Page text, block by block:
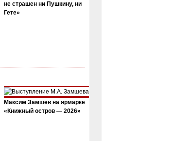
не страшен ни Пушкину, ни
Гете»
Максим Замшев на ярмарке
«Книжный остров — 2026»